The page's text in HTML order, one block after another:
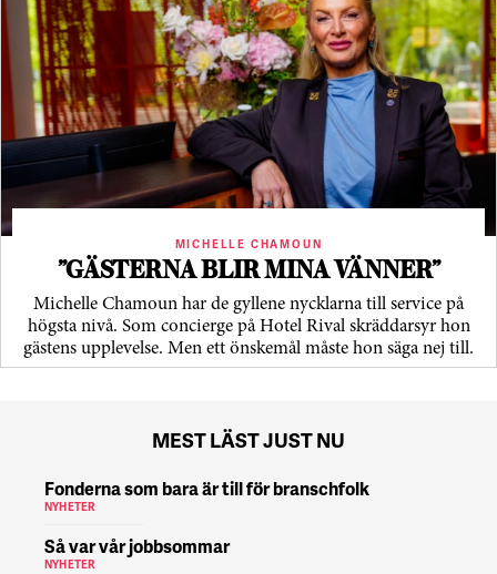
MICHELLE CHAMOUN
”GÄSTERNA BLIR MINA VÄNNER”
Michelle Chamoun har de gyllene nycklarna till service på
högsta nivå. Som concierge på Hotel Rival skräddarsyr hon
gästens upp­levelse. Men ett önskemål måste hon säga nej till.
MEST LÄST JUST NU
Fonderna som bara är till för branschfolk
NYHETER
Så var vår jobbsommar
NYHETER